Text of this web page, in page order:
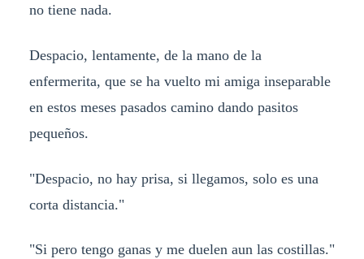
no tiene nada.
Despacio, lentamente, de la mano de la
enfermerita, que se ha vuelto mi amiga inseparable
en estos meses pasados camino dando pasitos
pequeños.
"Despacio, no hay prisa, si llegamos, solo es una
corta distancia."
"Si pero tengo ganas y me duelen aun las costillas."